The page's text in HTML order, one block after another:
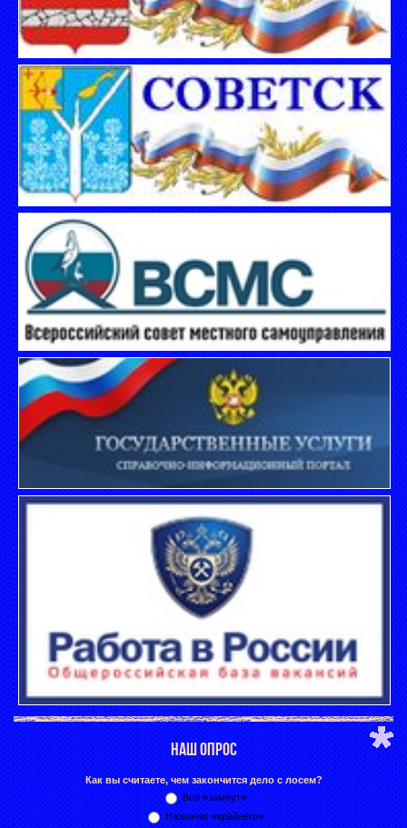
НАШ ОПРОС
Как вы считаете, чем закончится дело с лосем?
Всё «замнут»
Назначат «крайнего»